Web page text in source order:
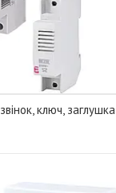
ключ, заглушка